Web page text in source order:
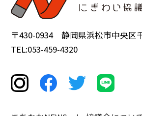
〒430-0934 静岡県浜松市中央区
TEL:053-459-4320